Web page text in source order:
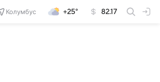
Колумбус +25° 82.17